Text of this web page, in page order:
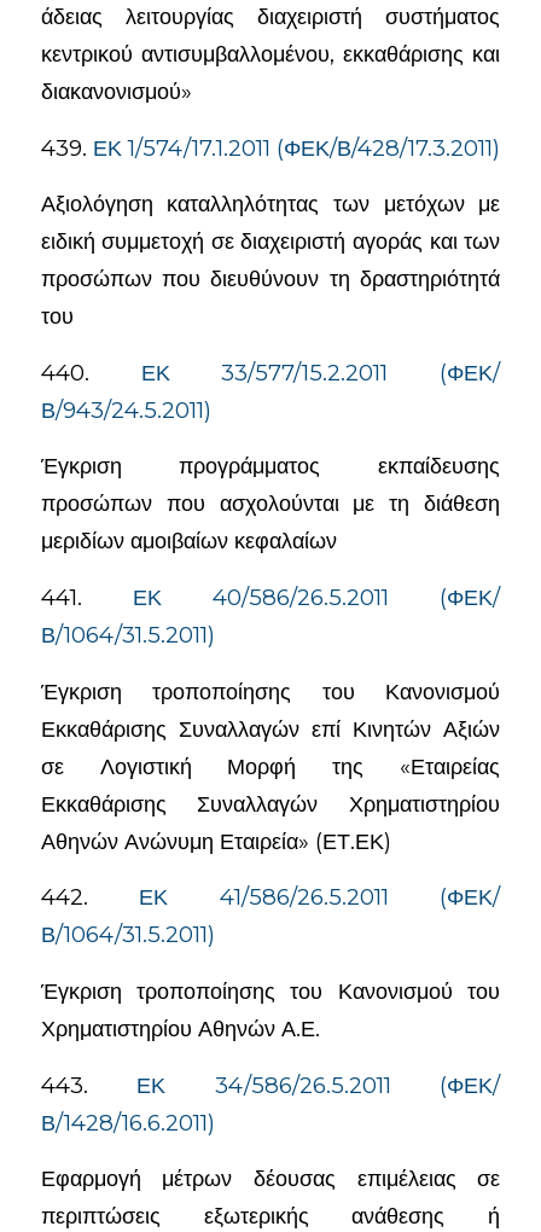
άδειας λειτουργίας διαχειριστή συστήματος
κεντρικού αντισυμβαλλομένου, εκκαθάρισης και
διακανονισμού»
439. ΕΚ 1/574/17.1.2011 (ΦΕΚ/Β/428/17.3.2011)
Αξιολόγηση καταλληλότητας των μετόχων με
ειδική συμμετοχή σε διαχειριστή αγοράς και των
προσώπων που διευθύνουν τη δραστηριότητά
του
440. ΕΚ 33/577/15.2.2011 (ΦΕΚ/
Β/943/24.5.2011)
Έγκριση προγράμματος εκπαίδευσης
προσώπων που ασχολούνται με τη διάθεση
μεριδίων αμοιβαίων κεφαλαίων
441. ΕΚ 40/586/26.5.2011 (ΦΕΚ/
Β/1064/31.5.2011)
Έγκριση τροποποίησης του Κανονισμού
Εκκαθάρισης Συναλλαγών επί Κινητών Αξιών
σε Λογιστική Μορφή της «Εταιρείας
Εκκαθάρισης Συναλλαγών Χρηματιστηρίου
Αθηνών Ανώνυμη Εταιρεία» (ΕΤ.ΕΚ)
442. ΕΚ 41/586/26.5.2011 (ΦΕΚ/
Β/1064/31.5.2011)
Έγκριση τροποποίησης του Κανονισμού του
Χρηματιστηρίου Αθηνών Α.Ε.
443. ΕΚ 34/586/26.5.2011 (ΦΕΚ/
Β/1428/16.6.2011)
Εφαρμογή μέτρων δέουσας επιμέλειας σε
περιπτώσεις εξωτερικής ανάθεσης ή